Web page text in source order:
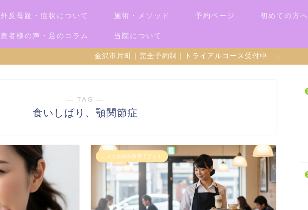
外反母趾・症状について 施術・メソッド 予約ページ 初めての方へ
患者様の声・足のコラム 当院について
金沢市片町｜完全予約制｜トライアルコース受付中
― TAG ―
食いしばり、顎関節症
こんなお悩み改善できます